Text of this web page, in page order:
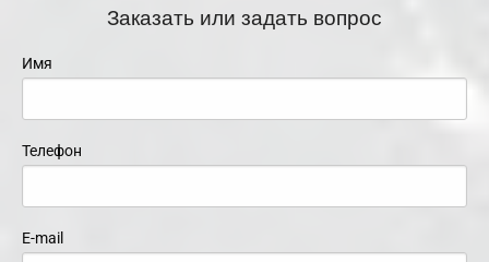
Заказать или задать вопрос
Имя
Телефон
E-mail